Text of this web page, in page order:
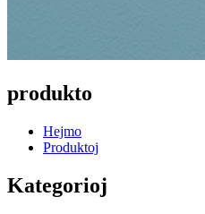
produkto
Hejmo
Produktoj
Kategorioj